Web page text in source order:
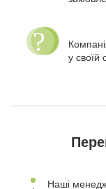
у своїй
Наші